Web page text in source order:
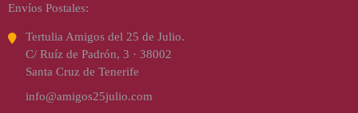
Envíos Postales:
Tertulia Amigos del 25 de Julio.
C/ Ruíz de Padrón, 3 · 38002
Santa Cruz de Tenerife
info@amigos25julio.com